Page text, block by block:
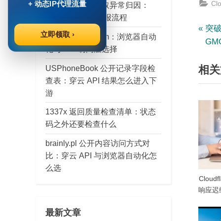
文
导
航
P
r
v
i
P
o
s
t
:
突
相
响应迟
层：穿云 API 获取异常归因：
SDK 接入检查日报流程
veritaconnect.com：浏览器自动
化与 API 访问层选择
USPhoneBook 公开记录字段检
查表：穿云 API 结果怎么进入下
游
1337x 返回质量检查清单：状态
码之外还要检查什么
brainly.pl 公开内容访问方式对
比：穿云 API 与浏览器自动化怎
么选
最新文章
+ 动态IP代理流量
立即领取 ›